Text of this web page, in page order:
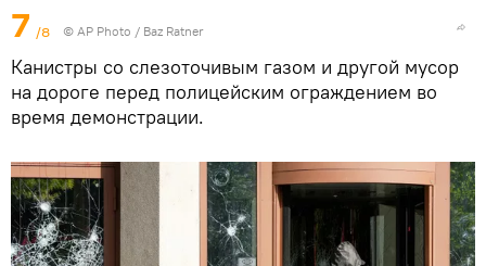
7 /8 © AP Photo / Baz Ratner
Канистры со слезоточивым газом и другой мусор
на дороге перед полицейским ограждением во
время демонстрации.